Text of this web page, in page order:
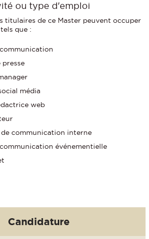
ou type d'emploi
titulaires de ce Master peuvent occuper
que :
média
web
de communication interne
événementielle
Candidature